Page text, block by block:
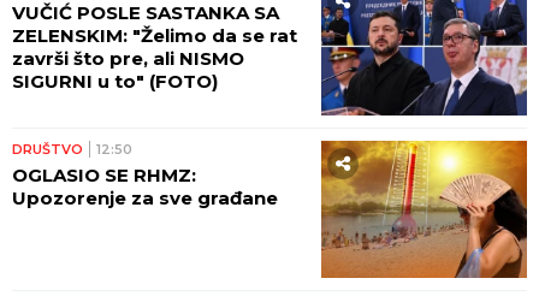
VUČIĆ POSLE SASTANKA SA
ZELENSKIM: "Želimo da se rat
završi što pre, ali NISMO
SIGURNI u to" (FOTO)
DRUŠTVO 12:50
OGLASIO SE RHMZ:
Upozorenje za sve građane